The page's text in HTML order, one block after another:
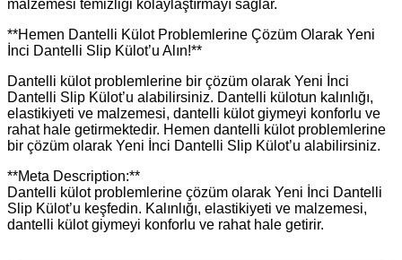
malzemesi temizliği kolaylaştırmayı sağlar.
**Hemen Dantelli Külot Problemlerine Çözüm Olarak Yeni
İnci Dantelli Slip Külot’u Alın!**
Dantelli külot problemlerine bir çözüm olarak Yeni İnci
Dantelli Slip Külot’u alabilirsiniz. Dantelli külotun kalınlığı,
elastikiyeti ve malzemesi, dantelli külot giymeyi konforlu ve
rahat hale getirmektedir. Hemen dantelli külot problemlerine
bir çözüm olarak Yeni İnci Dantelli Slip Külot’u alabilirsiniz.
**Meta Description:**
Dantelli külot problemlerine çözüm olarak Yeni İnci Dantelli
Slip Külot’u keşfedin. Kalınlığı, elastikiyeti ve malzemesi,
dantelli külot giymeyi konforlu ve rahat hale getirir.